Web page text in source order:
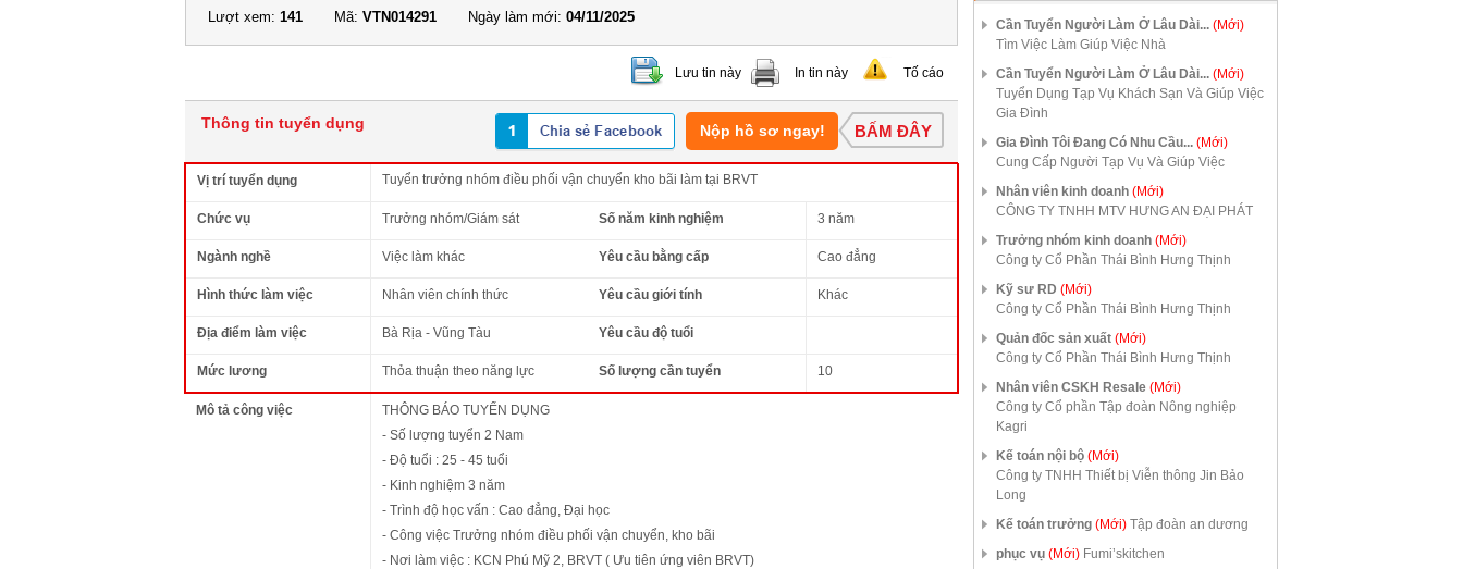
Lượt xem: 141 Mã: VTN014291 Ngày làm mới: 04/11/2025
Lưu tin này In tin này Tố cáo
Thông tin tuyển dụng Nộp hồ sơ ngay! BẤM ĐÂY
Vị trí tuyển dụng Tuyển trưởng nhóm điều phối vận chuyển kho bãi làm tại BRVT
Chức vụ Trưởng nhóm/Giám sát Số năm kinh nghiệm 3 năm
Ngành nghề Việc làm khác Yêu cầu bằng cấp Cao đẳng
Hình thức làm việc Nhân viên chính thức Yêu cầu giới tính Khác
Địa điểm làm việc Bà Rịa - Vũng Tàu Yêu cầu độ tuổi
Mức lương Thỏa thuận theo năng lực Số lượng cần tuyển 10
Mô tả công việc
THÔNG BÁO TUYỂN DỤNG
- Số lượng tuyển 2 Nam
- Độ tuổi : 25 - 45 tuổi
- Kinh nghiệm 3 năm
- Trình độ học vấn : Cao đẳng, Đại học
- Công việc Trưởng nhóm điều phối vận chuyển, kho bãi
- Nơi làm việc : KCN Phú Mỹ 2, BRVT ( Ưu tiên ứng viên BRVT)
Cần Tuyển Người Làm Ở Lâu Dài... (Mới)
Tìm Việc Làm Giúp Việc Nhà
Cần Tuyển Người Làm Ở Lâu Dài... (Mới)
Tuyển Dụng Tạp Vụ Khách Sạn Và Giúp Việc
Gia Đình
Gia Đình Tôi Đang Có Nhu Cầu... (Mới)
Cung Cấp Người Tạp Vụ Và Giúp Việc
Nhân viên kinh doanh (Mới)
CÔNG TY TNHH MTV HƯNG AN ĐẠI PHÁT
Trưởng nhóm kinh doanh (Mới)
Công ty Cổ Phần Thái Bình Hưng Thịnh
Kỹ sư RD (Mới)
Công ty Cổ Phần Thái Bình Hưng Thịnh
Quản đốc sản xuất (Mới)
Công ty Cổ Phần Thái Bình Hưng Thịnh
Nhân viên CSKH Resale (Mới)
Công ty Cổ phần Tập đoàn Nông nghiệp
Kagri
Kế toán nội bộ (Mới)
Công ty TNHH Thiết bị Viễn thông Jin Bảo
Long
Kế toán trưởng (Mới) Tập đoàn an dương
phục vụ (Mới) Fumi’skitchen